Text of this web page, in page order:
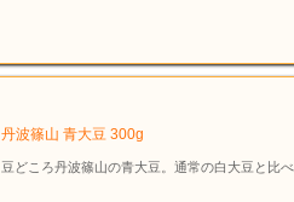
丹波篠山 青大豆 300g
豆どころ丹波篠山の青大豆。通常の白大豆と比